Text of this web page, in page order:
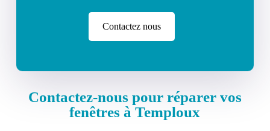
Contactez nous
Contactez-nous pour réparer vos
fenêtres à Temploux